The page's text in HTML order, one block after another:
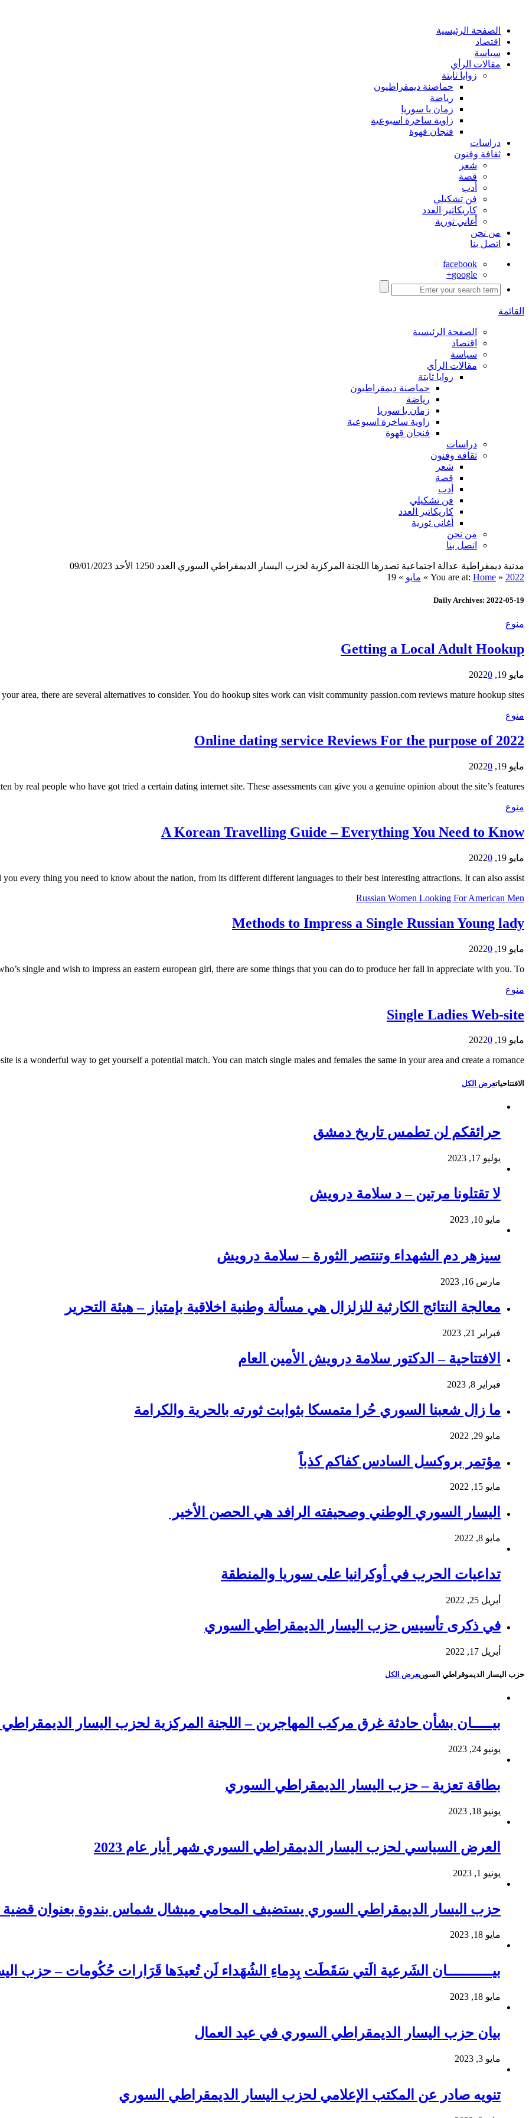
الصفحة الرئيسية
اقتصاد
سياسة
مقالات الرأي
زوايا ثابتة
حماصنة ديمقراطيون
رياضة
زمان يا سوريا
زاوية ساخرة اسبوعية
فنجان قهوة
دراسات
ثقافة وفنون
شعر
قصة
أدب
فن تشكيلي
كاريكاتير العدد
أغاني ثورية
من نحن
اتصل بنا
facebook
google+
القائمة
الصفحة الرئيسية
اقتصاد
سياسة
مقالات الرأي
زوايا ثابتة
حماصنة ديمقراطيون
رياضة
زمان يا سوريا
زاوية ساخرة اسبوعية
فنجان قهوة
دراسات
ثقافة وفنون
شعر
قصة
أدب
فن تشكيلي
كاريكاتير العدد
أغاني ثورية
من نحن
اتصل بنا
مدنية ديمقراطية عدالة اجتماعية تصدرها اللجنة المركزية لحزب اليسار الديمقراطي السوري العدد 1250 الأحد 09/01/2023
You are at: Home » 2022
» مايو »
19
Daily Archives: 2022-05-19
منوع
Getting a Local Adult Hookup
مايو 19, 2022
0
area, there are several alternatives to consider. You do hookup sites work can visit community passion.com reviews mature hookup sites…
منوع
Online dating service Reviews For the purpose of 2022
مايو 19, 2022
0
by real people who have got tried a certain dating internet site. These assessments can give you a genuine opinion about the site’s features…
منوع
A Korean Travelling Guide – Everything You Need to Know
مايو 19, 2022
0
every thing you need to know about the nation, from its different different languages to their best interesting attractions. It can also assist…
Russian Women Looking For American Men
Methods to Impress a Single Russian Young lady
مايو 19, 2022
0
single and wish to impress an eastern european girl, there are some things that you can do to produce her fall in appreciate with you. To…
منوع
Single Ladies Web-site
مايو 19, 2022
0
is a wonderful way to get yourself a potential match. You can match single males and females the same in your area and create a romance….
الافتتاحياتعرض الكل
حرائقكم لن تطمس تاريخ دمشق
يوليو 17, 2023
لا تقتلونا مرتين – د سلامة درويش
مايو 10, 2023
سيزهر دم الشهداء وتنتصر الثورة – سلامة درويش
مارس 16, 2023
معالجة النتائج الكارثية للزلزال هي مسألة وطنية اخلاقية بإمتياز – هيئة التحرير
فبراير 21, 2023
الافتتاحية – الدكتور سلامة درويش الأمين العام
فبراير 8, 2023
ما زال شعبنا السوري حُرا متمسكا بثوابت ثورته بالحرية والكرامة
مايو 29, 2022
مؤتمر بروكسل السادس كفاكم كذباً
مايو 15, 2022
اليسار السوري الوطني وصحيفته الرافد هي الحصن الأخير
مايو 8, 2022
تداعيات الحرب في أوكرانيا على سوريا والمنطقة
أبريل 25, 2022
في ذكرى تأسيس حزب اليسار الديمقراطي السوري
أبريل 17, 2022
حزب اليسار الديموقراطي السوريعرض الكل
بيـــــان بشأن حادثة غرق مركب المهاجرين – اللجنة المركزية لحزب اليسار
يونيو 24, 2023
بطاقة تعزية – حزب اليسار الديمقراطي السوري
يونيو 18, 2023
العرض السياسي لحزب اليسار الديمقراطي السوري شهر أيار عام 2023
يونيو 1, 2023
حزب اليسار الديمقراطي السوري يستضيف المحامي ميشال شماس بندوة بعنوان قضية
مايو 18, 2023
بيـــــــــــان الشَرعية الَتي سَقَطَت بِدِماءِ الشُهَداء لَن تُعيدَها قَرَارات حُكُومات – حزب
مايو 18, 2023
بيان حزب اليسار الديمقراطي السوري في عيد العمال
مايو 3, 2023
تنويه صادر عن المكتب الإعلامي لحزب اليسار الديمقراطي السوري